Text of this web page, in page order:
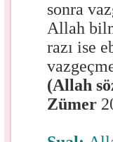
sonra
Allah
razı ise
(Allah
Zümer